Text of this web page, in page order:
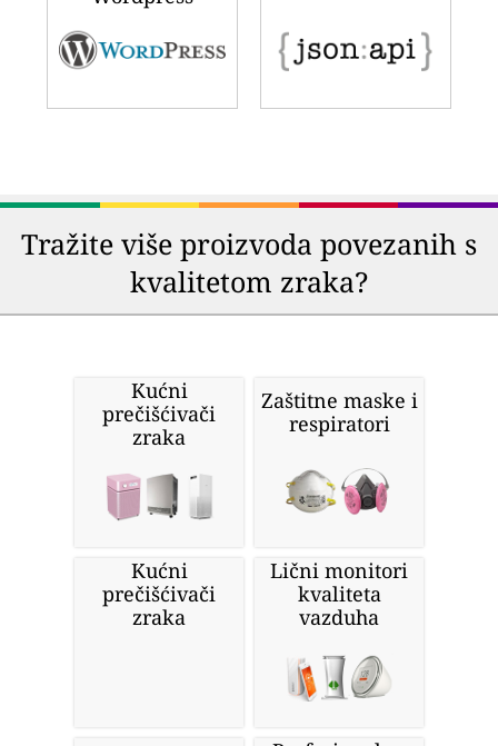
Tražite više proizvoda povezanih s
kvalitetom zraka?
Kućni
prečišćivači
zraka
Zaštitne maske i
respiratori
Kućni
prečišćivači
zraka
Lični monitori
kvaliteta
vazduha